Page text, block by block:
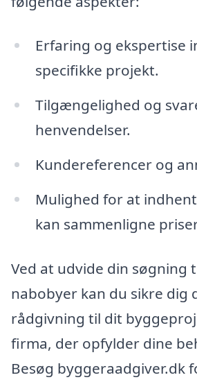
Erfaring og ekspertise
specifikke projekt.
Tilgængelighed og
henvendelser.
Kundereferencer og
Mulighed for at
kan sammenligne
Ved at udvide din søgning
nabobyer kan du sikre dig
rådgivning til dit
firma, der opfylder dine
Besøg byggeraadgiver.dk